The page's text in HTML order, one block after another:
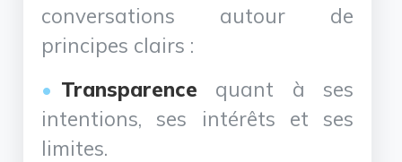
conversations autour de
principes clairs :
Transparence quant à ses
intentions, ses intérêts et ses
limites.